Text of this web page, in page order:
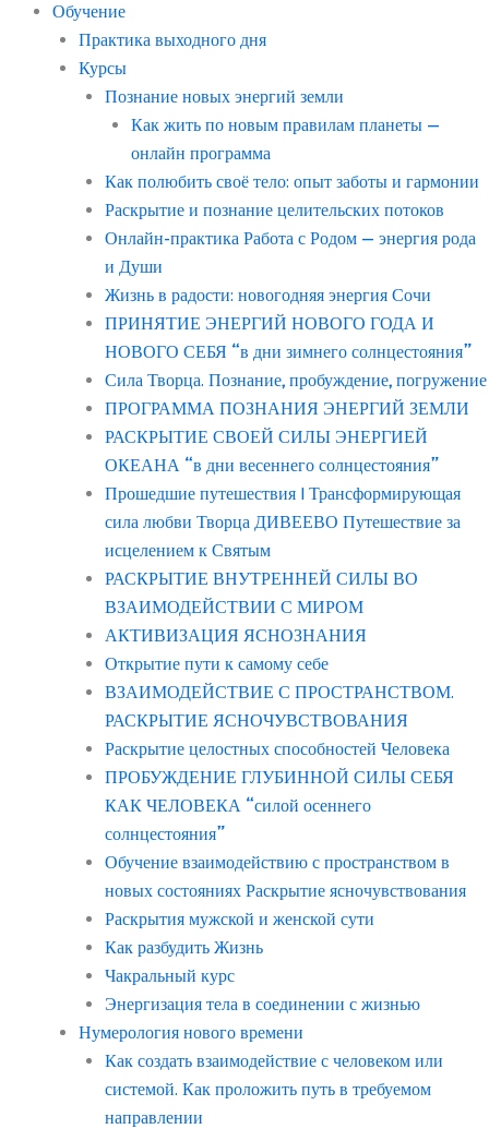
Обучение
Практика выходного дня
Курсы
Познание новых энергий земли
Как жить по новым правилам планеты —
онлайн программа
Как полюбить своё тело: опыт заботы и гармонии
Раскрытие и познание целительских потоков
Онлайн-практика Работа с Родом — энергия рода
и Души
Жизнь в радости: новогодняя энергия Сочи
ПРИНЯТИЕ ЭНЕРГИЙ НОВОГО ГОДА И
НОВОГО СЕБЯ “в дни зимнего солнцестояния”
Сила Творца. Познание, пробуждение, погружение
ПРОГРАММА ПОЗНАНИЯ ЭНЕРГИЙ ЗЕМЛИ
РАСКРЫТИЕ СВОЕЙ СИЛЫ ЭНЕРГИЕЙ
ОКЕАНА “в дни весеннего солнцестояния”
Прошедшие путешествия | Трансформирующая
сила любви Творца ДИВЕЕВО Путешествие за
исцелением к Святым
РАСКРЫТИЕ ВНУТРЕННЕЙ СИЛЫ ВО
ВЗАИМОДЕЙСТВИИ С МИРОМ
АКТИВИЗАЦИЯ ЯСНОЗНАНИЯ
Открытие пути к самому себе
ВЗАИМОДЕЙСТВИЕ С ПРОСТРАНСТВОМ.
РАСКРЫТИЕ ЯСНОЧУВСТВОВАНИЯ
Раскрытие целостных способностей Человека
ПРОБУЖДЕНИЕ ГЛУБИННОЙ СИЛЫ СЕБЯ
КАК ЧЕЛОВЕКА “силой осеннего
солнцестояния”
Обучение взаимодействию с пространством в
новых состояниях Раскрытие ясночувствования
Раскрытия мужской и женской сути
Как разбудить Жизнь
Чакральный курс
Энергизация тела в соединении с жизнью
Нумерология нового времени
Как создать взаимодействие с человеком или
системой. Как проложить путь в требуемом
направлении